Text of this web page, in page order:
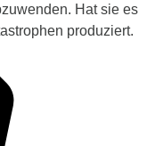
Hat sie es
produziert.